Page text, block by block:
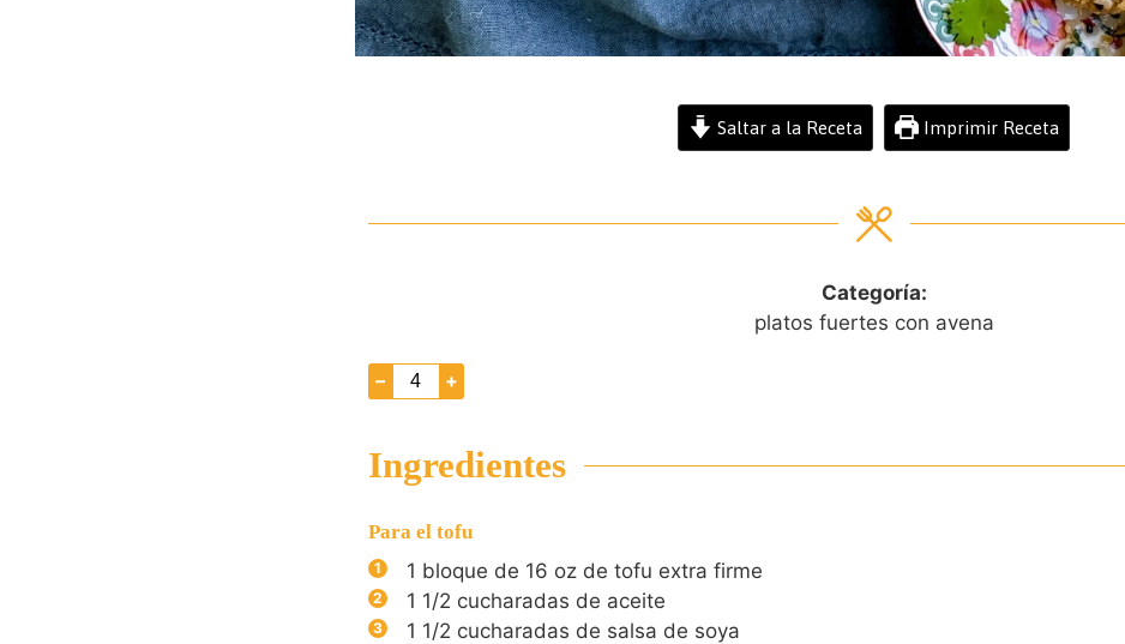
Saltar a la Receta Imprimir Receta
Categoría:
platos fuertes con avena
– +
Ingredientes
Para el tofu
1 bloque de 16 oz de tofu extra firme
1 1/2 cucharadas de aceite
1 1/2 cucharadas de salsa de soya